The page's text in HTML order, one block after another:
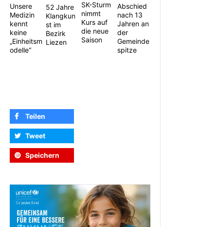
Unsere
Medizin
kennt
keine
„Einheitsm
odelle“
52 Jahre
Klangkun
st im
Bezirk
Liezen
SK-Sturm
nimmt
Kurs auf
die neue
Saison
Abschied
nach 13
Jahren an
der
Gemeinde
spitze
Teilen
Tweet
Speichern